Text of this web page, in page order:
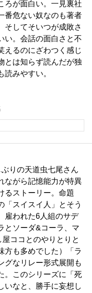
ろが面白い。一見裏社
番危ない奴なのも著者
そしてそいつが成敗さ
い。会話の面白さと不
えるのにざわつく感じ
とは知らず読んだが独
みやすい。
りの天道虫七尾さん
ながら記憶能力が特異
るストーリー。命題
「スイスイ人」とそう
雇われた6人組のサデ
とソーダ&コーラ、マ
ココとのやりとりと
方も多めでした）「ラ
グなリレー形式展開も
。このシリーズに「死
いなと、勝手に妄想し